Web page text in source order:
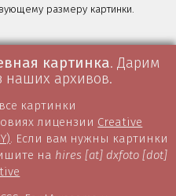
размеру картинки.
картинка. Дарим
наших архивов.
картинки
лицензии Creative
. Если вам нужны картинки
на hires [at] dxfoto [dot]